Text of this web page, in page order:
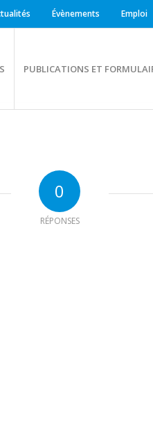
Évènements Emploi
PUBLICATIONS ET
0
RÉPONSES